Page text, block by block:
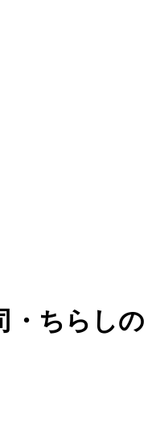
・ちらしの